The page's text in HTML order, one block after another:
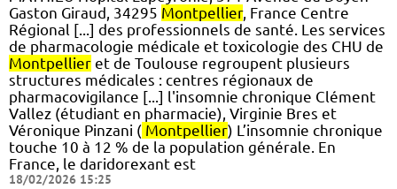
Gaston Giraud, 34295 Montpellier, France Centre
Régional [...] des professionnels de santé. Les services
de pharmacologie médicale et toxicologie des CHU de
Montpellier et de Toulouse regroupent plusieurs
structures médicales : centres régionaux de
pharmacovigilance [...] l'insomnie chronique Clément
Vallez (étudiant en pharmacie), Virginie Bres et
Véronique Pinzani ( Montpellier) L’insomnie chronique
touche 10 à 12 % de la population générale. En
France, le daridorexant est
18/02/2026 15:25